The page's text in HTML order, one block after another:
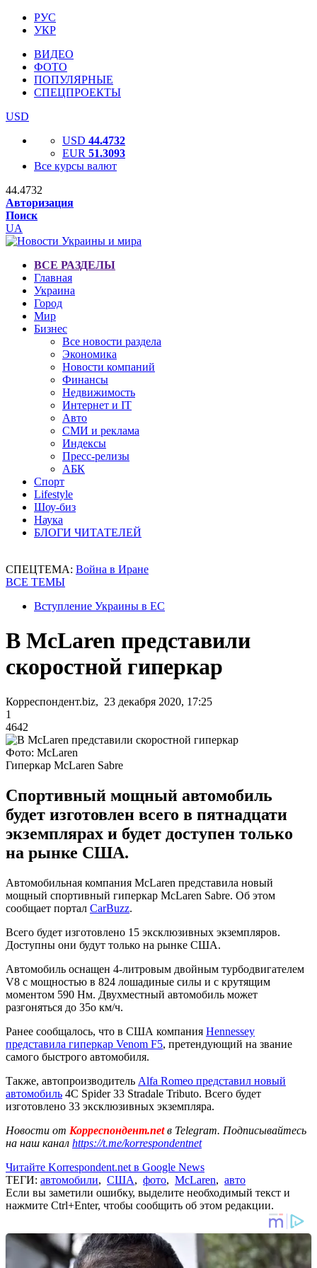
РУС
УКР
ВИДЕО
ФОТО
ПОПУЛЯРНЫЕ
СПЕЦПРОЕКТЫ
USD
USD 44.4732
EUR 51.3093
Все курсы валют
44.4732
Авторизация
Поиск
UA
ВСЕ РАЗДЕЛЫ
Главная
Украина
Город
Мир
Бизнес
Все новости раздела
Экономика
Новости компаний
Финансы
Недвижимость
Интернет и IT
Авто
СМИ и реклама
Индексы
Пресс-релизы
АБК
Спорт
Lifestyle
Шоу-биз
Наука
БЛОГИ ЧИТАТЕЛЕЙ
СПЕЦТЕМА: Война в Иране
ВСЕ ТЕМЫ
Вступление Украины в ЕС
В McLaren представили
скоростной гиперкар
Корреспондент.biz, 23 декабря 2020, 17:25
1
4642
Фото: McLaren
Гиперкар McLaren Sabre
Спортивный мощный автомобиль
будет изготовлен всего в пятнадцати
экземплярах и будет доступен только
на рынке США.
Автомобильная компания McLaren представила новый
мощный спортивный гиперкар McLaren Sabre. Об этом
сообщает портал CarBuzz.
Всего будет изготовлено 15 эксклюзивных экземпляров.
Доступны они будут только на рынке США.
Автомобиль оснащен 4-литровым двойным турбодвигателем
V8 с мощностью в 824 лошадиные силы и с крутящим
моментом 590 Нм. Двухместный автомобиль может
разгоняться до 35о км/ч.
Ранее сообщалось, что в США компания Hennessey
представила гиперкар Venom F5, претендующий на звание
самого быстрого автомобиля.
Также, автопроизводитель Alfa Romeo представил новый
автомобиль 4C Spider 33 Stradale Tributo. Всего будет
изготовлено 33 эксклюзивных экземпляра.
Новости от Корреспондент.netв Telegram. Подписывайтесь
на наш канал https://t.me/korrespondentnet
Читайте Korrespondent.net в Google News
ТЕГИ: автомобили, США, фото, McLaren, авто
Если вы заметили ошибку, выделите необходимый текст и
нажмите Ctrl+Enter, чтобы сообщить об этом редакции.